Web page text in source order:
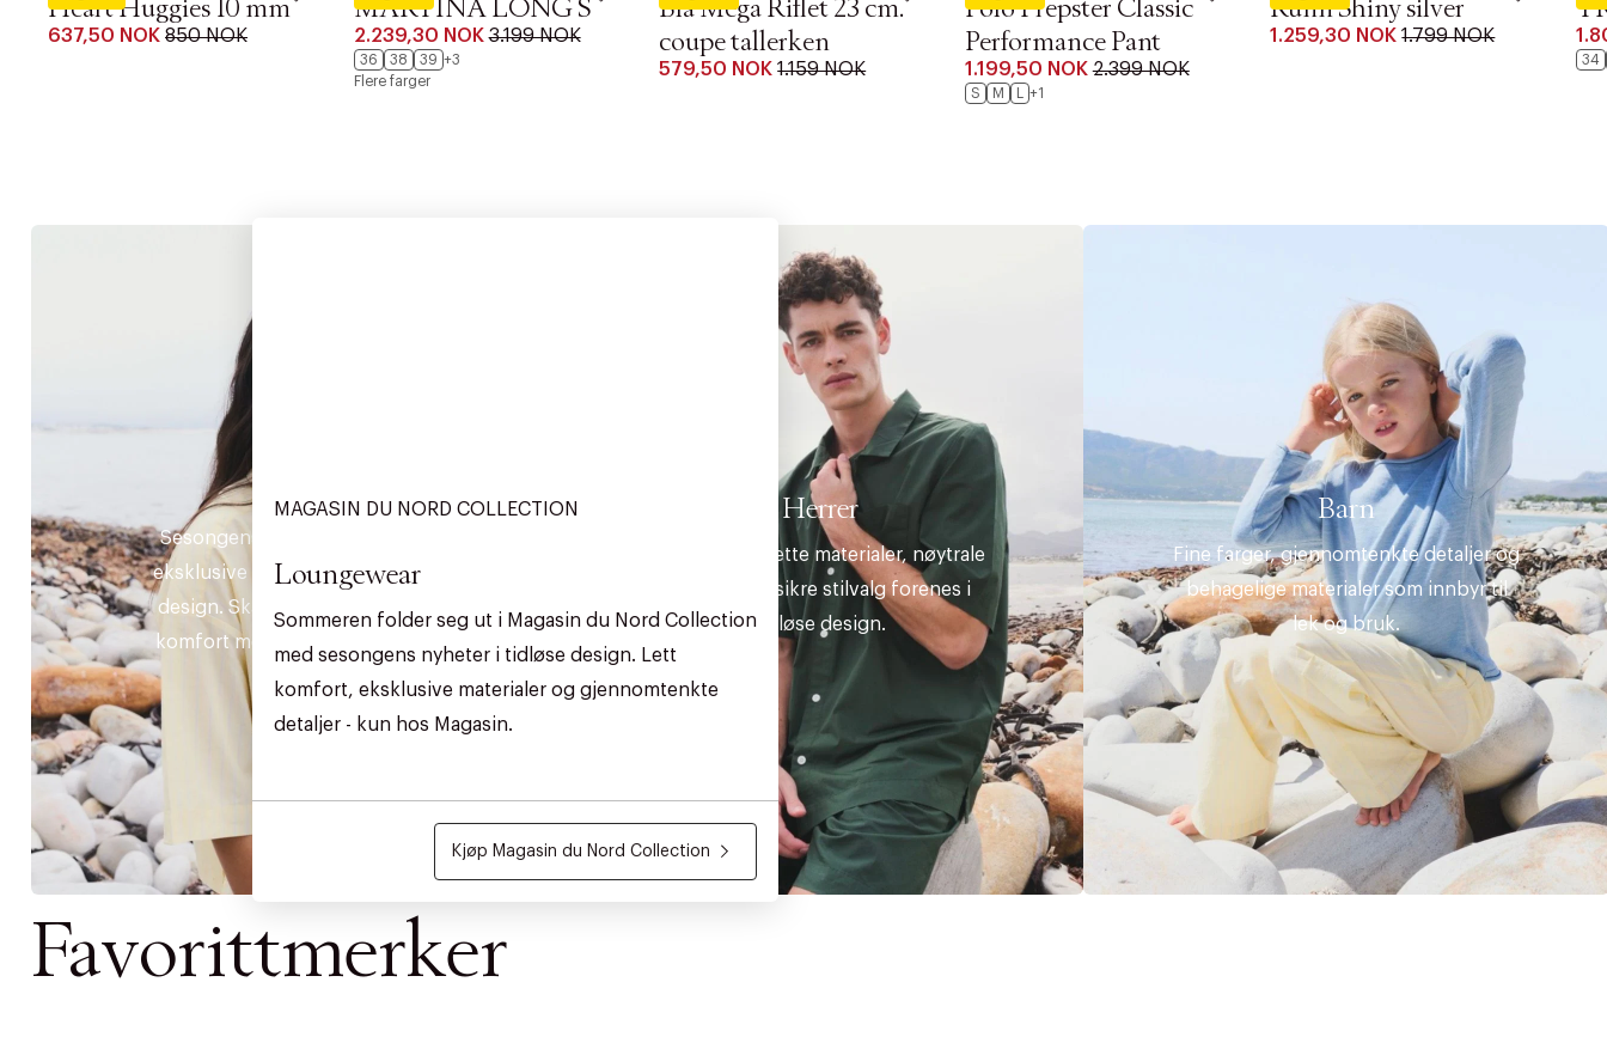
Heart Huggies 10 mm
637,50 NOK 850 NOK
MARTINA LONG S
2.239,30 NOK 3.199 NOK
36 38 39 +3
Flere farger
Blå Mega Riflet 23 cm.
coupe tallerken
579,50 NOK 1.159 NOK
Polo Prepster Classic
Performance Pant
1.199,50 NOK 2.399 NOK
S M +1
Runn Shiny silver
1.259,30 NOK 1.799 NOK
34
MAGASIN DU NORD COLLECTION
Loungewear
Sommeren folder seg ut i Magasin du Nord Collection
med sesongens nyheter i tidløse design. Lett
komfort, eksklusive materialer og gjennomtenkte
detaljer - kun hos Magasin.
Kjøp Magasin du Nord Collection
Sesongens essensielle styles i
eksklusive materialer og tidløse
design. Skapt for å kombinere
komfort med et tidløst uttrykk.
Herrer
Sommerens lette materialer, nøytrale
nyanser og sikre stilvalg forenes i
tidløse design.
Barn
Fine farger, gjennomtenkte detaljer og
behagelige materialer som innbyr til
lek og bruk.
Favorittmerker